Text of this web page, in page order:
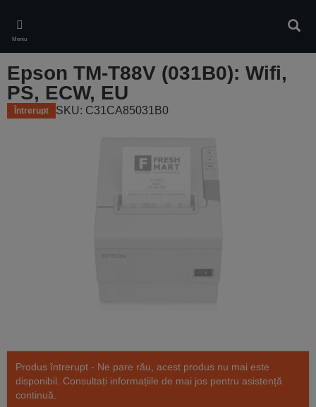
main
content
Meniu
Epson TM-T88V (031B0): Wifi,
PS, ECW, EU
Întrerupt SKU: C31CA85031B0
Produs întrerupt - Ne pare rău, acest produs nu mai este
disponibil. Consultați informațiile de mai jos pentru asistență
continuă.